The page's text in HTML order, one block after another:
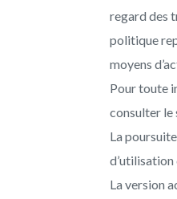
regard des
politique
moyens
Pour toute
consulter
La
d’utilisation
La version